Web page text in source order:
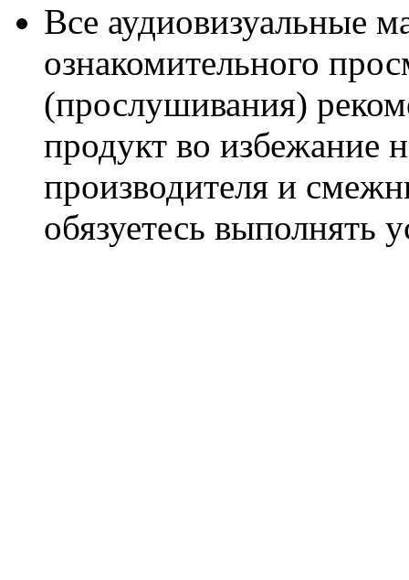
Все аудиовизуальные
ознакомительного
(прослушивания)
продукт во избежание
производителя и
обязуетесь выполнять